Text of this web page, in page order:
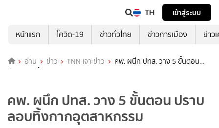
TH
เข้าสู่ระบบ
หน้าแรก
โควิด-19 ข่าวทั่วไทย ข่าวการเมือง ข่าว
อ่าน ข่าว TNN เจาะข่าว
คพ. ผนึก ปทส. วาง 5 ขั้นตอน
ปราบลอบทิ้งกากอุตสาหกรรม
คพ. ผนึก ปทส. วาง 5 ขั้นตอน ปราบ
ลอบทิ้งกากอุตสาหกรรม